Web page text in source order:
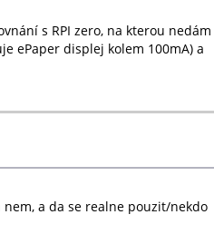
s RPI zero, na kterou nedám
ePaper displej kolem 100mA) a
a da se realne pouzit/nekdo